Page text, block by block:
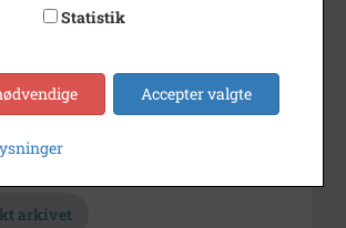
Finderup Sogn (Kalundborg
arkivet
Statistik
Accepter valgte